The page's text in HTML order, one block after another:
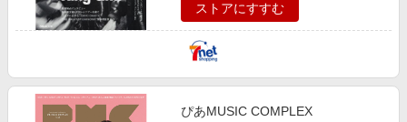
ストアにすすむ
ぴあMUSIC COMPLEX